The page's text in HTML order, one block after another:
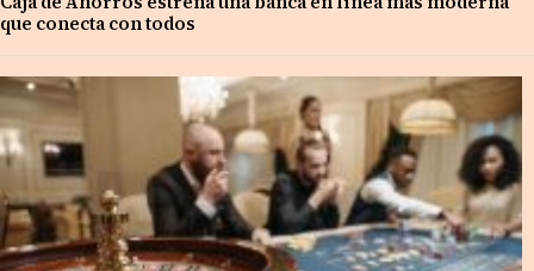
que conecta con todos